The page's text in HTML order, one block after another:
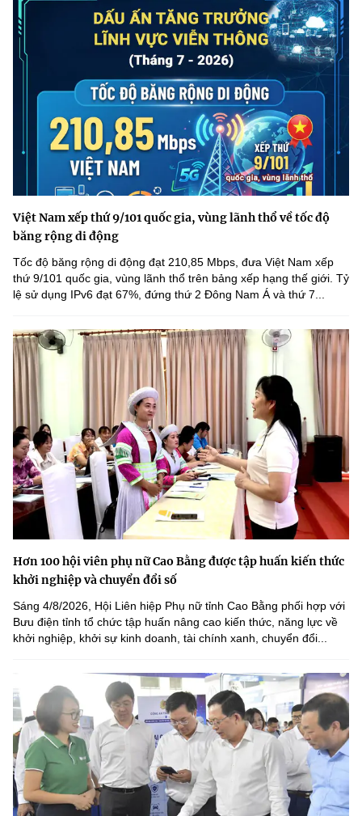
Việt Nam xếp thứ 9/101 quốc gia, vùng lãnh thổ về tốc độ
băng rộng di động
Tốc độ băng rộng di động đạt 210,85 Mbps, đưa Việt Nam xếp
thứ 9/101 quốc gia, vùng lãnh thổ trên bảng xếp hạng thế giới. Tỷ
lệ sử dụng IPv6 đạt 67%, đứng thứ 2 Đông Nam Á và thứ 7...
Hơn 100 hội viên phụ nữ Cao Bằng được tập huấn kiến thức
khởi nghiệp và chuyển đổi số
Sáng 4/8/2026, Hội Liên hiệp Phụ nữ tỉnh Cao Bằng phối hợp với
Bưu điện tỉnh tổ chức tập huấn nâng cao kiến thức, năng lực về
khởi nghiệp, khởi sự kinh doanh, tài chính xanh, chuyển đổi...